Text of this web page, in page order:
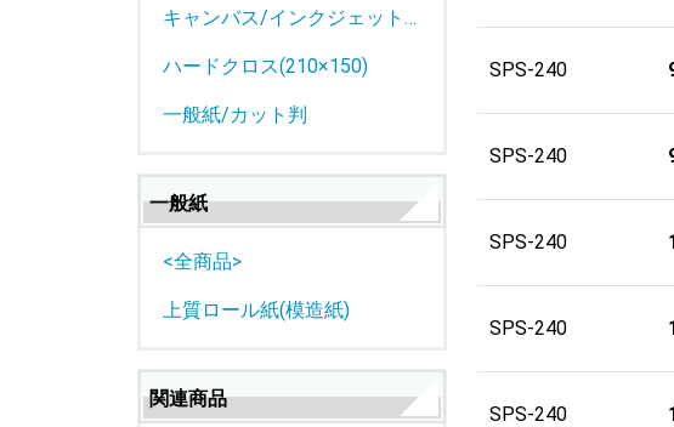
キャンバス/インクジェットロール紙
ハードクロス(210×150)
一般紙/カット判
一般紙
<全商品>
上質ロール紙(模造紙)
関連商品
SPS-240
SPS-240
SPS-240
SPS-240
SPS-240